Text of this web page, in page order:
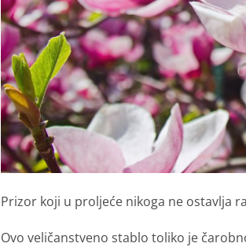
Prizor koji u proljeće nikoga ne ostavlja
Ovo veličanstveno stablo toliko je